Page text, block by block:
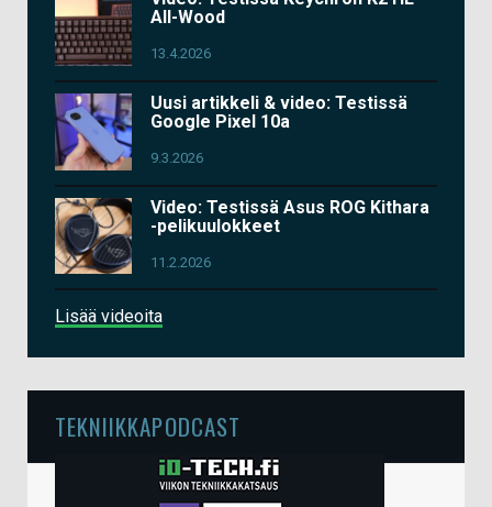
All-Wood
13.4.2026
Uusi artikkeli & video: Testissä
Google Pixel 10a
9.3.2026
Video: Testissä Asus ROG Kithara
-pelikuulokkeet
11.2.2026
Lisää videoita
TEKNIIKKAPODCAST